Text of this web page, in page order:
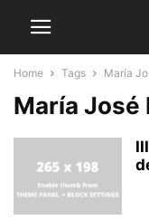
Home Tags María
María José